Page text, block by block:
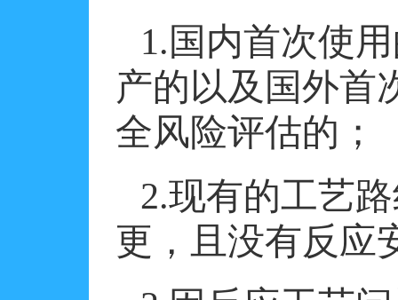
1. 国内首次使
产的以及国外首
全风险评估的；
2.现有的工艺
更，且没有反应